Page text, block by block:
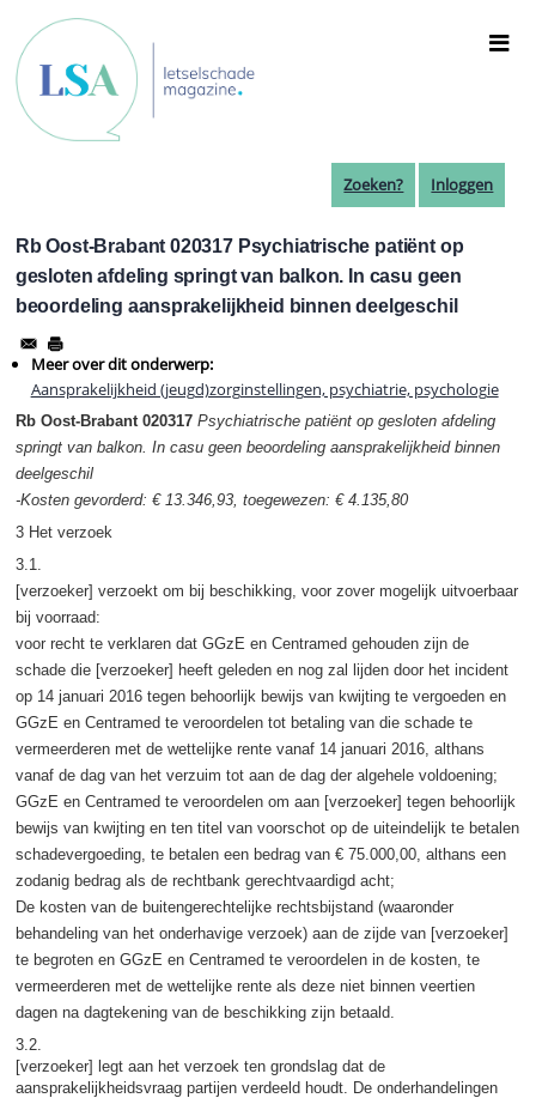
naar
de
inhoud
gaan
Zoeken? Inloggen
Rb Oost-Brabant 020317 Psychiatrische patiënt op
gesloten afdeling springt van balkon. In casu geen
beoordeling aansprakelijkheid binnen deelgeschil
Meer over dit onderwerp:
Aansprakelijkheid (jeugd)zorginstellingen, psychiatrie, psychologie
Rb Oost-Brabant 020317 Psychiatrische patiënt op gesloten afdeling
springt van balkon. In casu geen beoordeling aansprakelijkheid binnen
deelgeschil
-Kosten gevorderd: € 13.346,93, toegewezen: € 4.135,80
3 Het verzoek
3.1.
[verzoeker] verzoekt om bij beschikking, voor zover mogelijk uitvoerbaar
bij voorraad:
voor recht te verklaren dat GGzE en Centramed gehouden zijn de
schade die [verzoeker] heeft geleden en nog zal lijden door het incident
op 14 januari 2016 tegen behoorlijk bewijs van kwijting te vergoeden en
GGzE en Centramed te veroordelen tot betaling van die schade te
vermeerderen met de wettelijke rente vanaf 14 januari 2016, althans
vanaf de dag van het verzuim tot aan de dag der algehele voldoening;
GGzE en Centramed te veroordelen om aan [verzoeker] tegen behoorlijk
bewijs van kwijting en ten titel van voorschot op de uiteindelijk te betalen
schadevergoeding, te betalen een bedrag van € 75.000,00, althans een
zodanig bedrag als de rechtbank gerechtvaardigd acht;
De kosten van de buitengerechtelijke rechtsbijstand (waaronder
behandeling van het onderhavige verzoek) aan de zijde van [verzoeker]
te begroten en GGzE en Centramed te veroordelen in de kosten, te
vermeerderen met de wettelijke rente als deze niet binnen veertien
dagen na dagtekening van de beschikking zijn betaald.
3.2.
[verzoeker] legt aan het verzoek ten grondslag dat de
aansprakelijkheidsvraag partijen verdeeld houdt. De onderhandelingen